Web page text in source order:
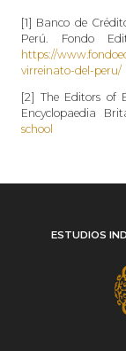
[1] Banco de
Perú. Fondo
https://
virreinato-del-peru/
[2] The Editors of
Encyclopaedia
school
ESTUDIOS